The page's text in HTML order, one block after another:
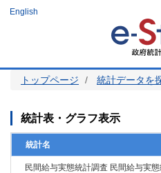
ツ
English
トップページ 統計データを
統計表・グラフ表示
統計名
民間給与実態統計調査 民間給与実